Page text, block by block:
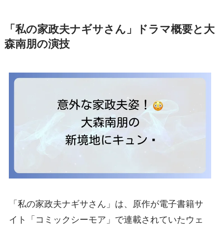
「私の家政夫ナギサさん」ドラマ概要と大
森南朋の演技
「私の家政夫ナギサさん」は、原作が電子書籍サ
イト「コミックシーモア」で連載されていたウェ